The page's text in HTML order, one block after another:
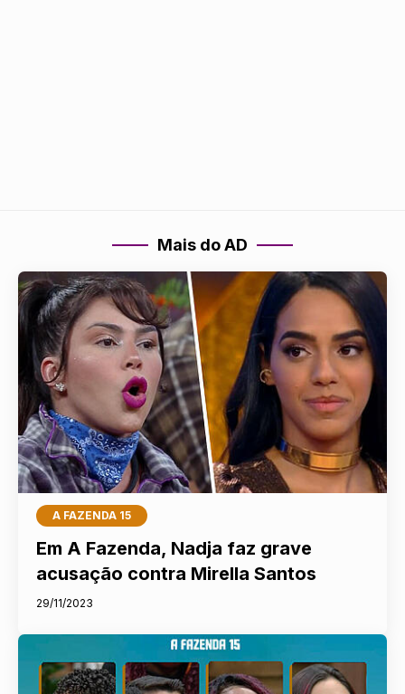
Mais do AD
A FAZENDA 15
Em A Fazenda, Nadja faz grave
acusação contra Mirella Santos
29/11/2023